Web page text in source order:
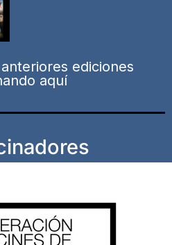
ediciones
aquí